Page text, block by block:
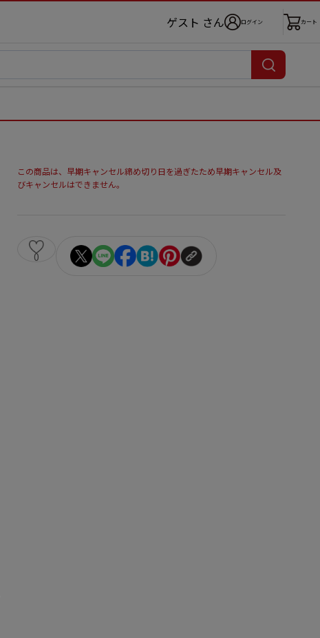
ゲスト さん ログイン カート
この商品は、早期キャンセル締め切り日を過ぎたため早期キャンセル及
びキャンセルはできません。
0